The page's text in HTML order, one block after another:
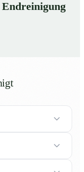
Endreinigung